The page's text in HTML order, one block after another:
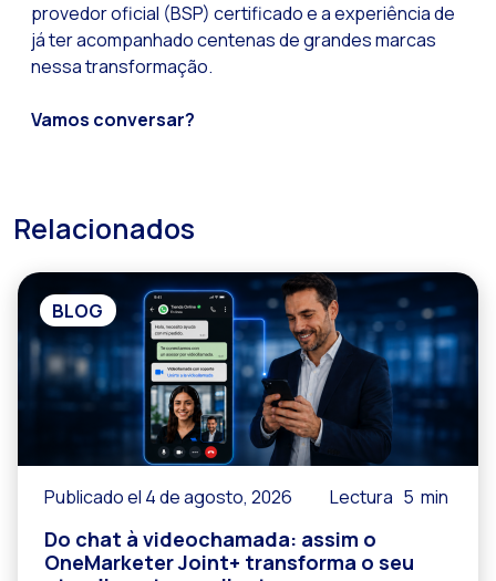
provedor oficial (BSP) certificado e a experiência de
já ter acompanhado centenas de grandes marcas
nessa transformação.
Vamos conversar?
Relacionados
BLOG
Publicado el 4 de agosto, 2026 Lectura 5 min
Do chat à videochamada: assim o
OneMarketer Joint+ transforma o seu